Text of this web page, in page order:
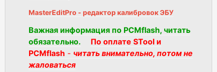
MasterEditPro - редактор калибровок ЭБУ
Важная информация по PCMflash, читать
обязательно.
По оплате STool и
PCMflash - читать внимательно, потом не
жаловаться